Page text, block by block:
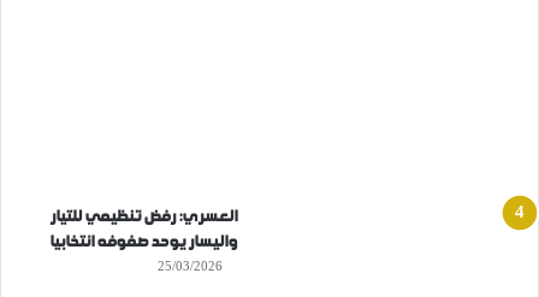
العسري: رفض تنظيمي للتيار
واليسار يوحد صفوفه انتخابيا
25/03/2026